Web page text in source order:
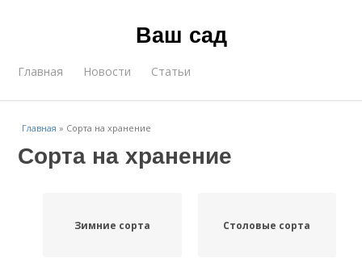
Ваш сад
Главная Новости Статьи
Главная » Сорта на хранение
Сорта на хранение
Зимние сорта Столовые сорта